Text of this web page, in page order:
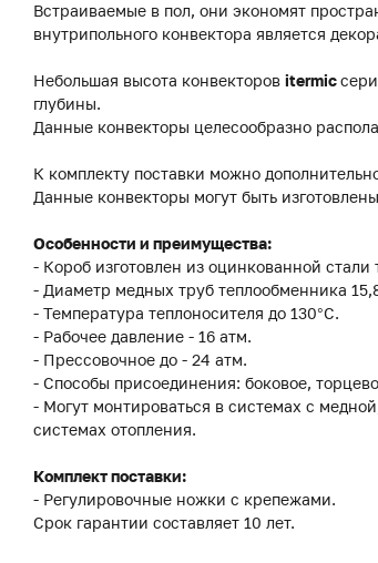
Встраиваемые в пол, они экономят
внутрипольного конвектора является
Небольшая высота конвекторов itermic
глубины.
Данные конвекторы целесообразно
К комплекту поставки можно
Данные конвекторы могут быть
Особенности и преимущества:
- Короб изготовлен из оцинкованной
- Диаметр медных труб теплообменника
- Температура теплоносителя до 130°C.
- Рабочее давление - 16 атм.
- Прессовочное до - 24 атм.
- Способы присоединения: боковое,
- Могут монтироваться в системах с
системах отопления.
Комплект поставки:
- Регулировочные ножки с крепежами.
Срок гарантии составляет 10 лет.